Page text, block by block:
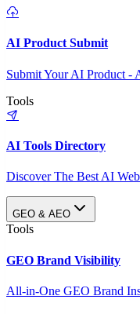
AI Product Submit
Submit Your AI Product
Tools
AI Tools Directory
Discover The Best AI
GEO & AEO
Tools
GEO Brand Visibility
All-in-One GEO Brand